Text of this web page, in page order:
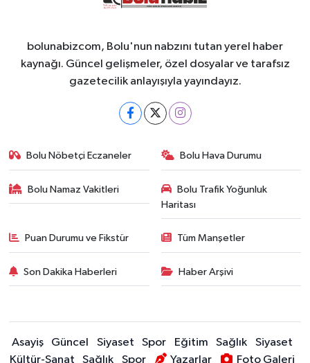
bolunabizcom, Bolu'nun nabzını tutan yerel haber
kaynağı. Güncel gelişmeler, özel dosyalar ve tarafsız
gazetecilik anlayışıyla yayındayız.
Bolu Nöbetçi Eczaneler Bolu Hava Durumu
Bolu Namaz Vakitleri
Bolu Trafik Yoğunluk
Haritası
Puan Durumu ve Fikstür Tüm Manşetler
Son Dakika Haberleri Haber Arşivi
Asayiş Güncel Siyaset Spor Eğitim Sağlık
Siyaset
Kültür-Sanat
Sağlık Spor Yazarlar Foto Galeri